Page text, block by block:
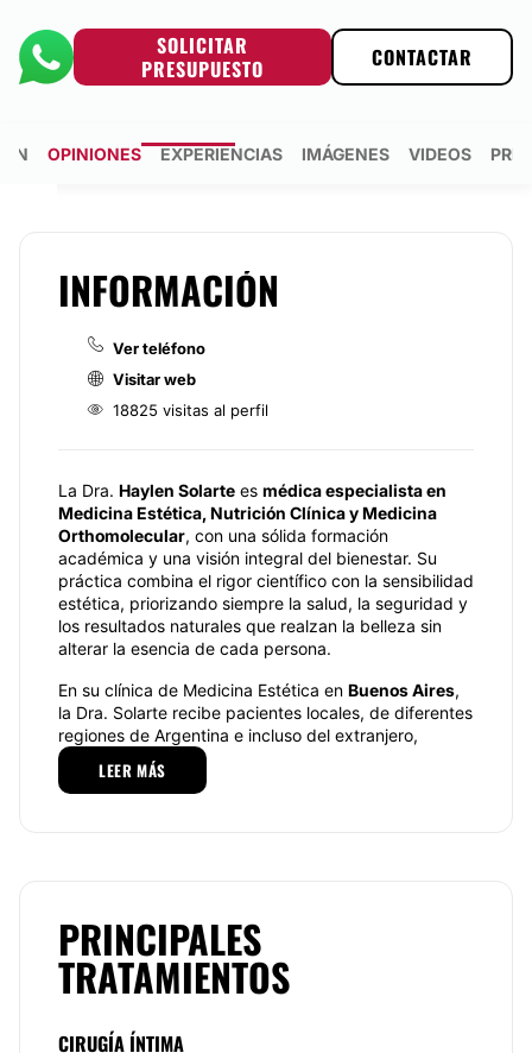
SOLICITAR
PRESUPUESTO
CONTACTAR
OPINIONES EXPERIENCIAS IMÁGENES VIDEOS
INFORMACIÓN
Ver teléfono
Visitar web
18825 visitas al perfil
La Dra. Haylen Solarte es médica especialista en
Medicina Estética, Nutrición Clínica y Medicina
Orthomolecular, con una sólida formación
académica y una visión integral del bienestar. Su
práctica combina el rigor científico con la sensibilidad
estética, priorizando siempre la salud, la seguridad y
los resultados naturales que realzan la belleza sin
alterar la esencia de cada persona.
En su clínica de Medicina Estética en Buenos Aires,
la Dra. Solarte recibe pacientes locales, de diferentes
regiones de Argentina e incluso del extranjero,
quienes buscan no solo tratamientos de vanguardia,
sino también una atención humana, cercana y
Ciencia y excelencia médica
especializaciones y actualización constante en
las técnicas más innovadoras a nivel
LEER MÁS
PRINCIPALES
TRATAMIENTOS
CIRUGÍA ÍNTIMA